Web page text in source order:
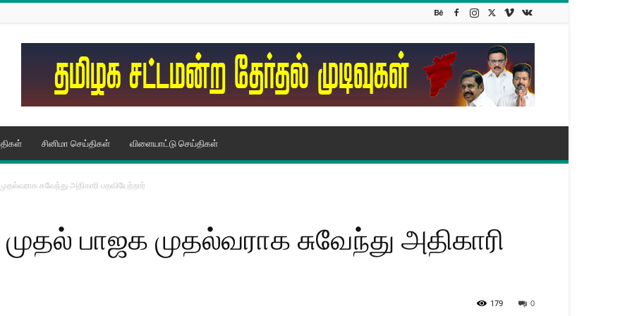
சினிமா செய்திகள் விளையாட்டு செய்திகள்
சுவேந்து அதிகாரி பதவியேற்றார்
பாஜக முதல்வராக சுவேந்து அதிகாரி
0
179